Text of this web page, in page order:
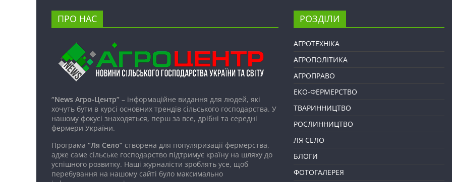
ПРО НАС
“News Агро-Центр” – інформаційне видання для людей, які
хочуть бути в курсі основних трендів сільського господарства. У
нашому фокусі знаходяться, перш за все, дрібні та середні
фермери України.
Програма “Ля Село” створена для популяризації фермерства,
адже саме сільське господарство підтримує країну на шляху до
успішного розвитку. Наші журналісти зроблять усе, щоб
перебування на нашому сайті було максимально
РОЗДІЛИ
АГРОТЕХНІКА
АГРОПОЛІТИКА
АГРОПРАВО
ЕКО-ФЕРМЕРСТВО
ТВАРИННИЦТВО
РОСЛИННИЦТВО
ЛЯ СЕЛО
БЛОГИ
ФОТОГАЛЕРЕЯ